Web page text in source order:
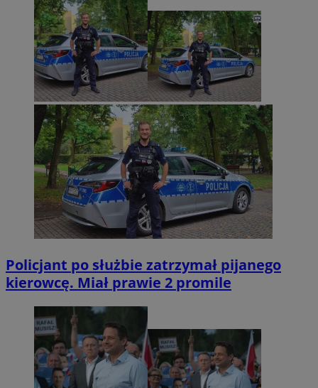
Policjant po służbie zatrzymał pijanego
kierowcę. Miał prawie 2 promile